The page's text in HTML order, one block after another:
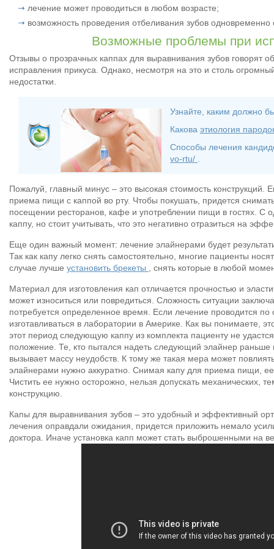
лечение может проводиться в любом возрасте;
возможность проведения отбеливания зубов одновременно
Возможные проблемы при
Отзывы о прозрачных каппах для выравнивания зубов говорят
исправления прикуса. Однако, несмотря на это и столь
недостатки.
Узнайте, каким должно
Какова этиология
Способы лечения
vo-rtu/ .
Пожалуй, главный минус – это высокая стоимость конструкций.
приема пищи с каппой во рту. Чтобы покушать, придется
посещении ресторанов, кафе и употреблении пищи в гостях. С
каппу, но стоит учитывать, что это негативно отразиться на
Еще один важный момент: лечение элайнерами будет
Так как капу легко снять самостоятельно, многие пациенты
случае лучше установить брекеты , снять которые в любой
Материал для изготовления кап отличается прочностью и
может износиться или повредиться. Сложность ситуации
потребуется определенное время. Если лечение проводится
изготавливаться в лаборатории в Америке. Как вы понимаете,
этот период следующую каппу из комплекта пациенту не
положение. Те, кто пытался надеть следующий элайнер раньше
вызывает массу неудобств. К тому же такая мера может
элайнерами нужно аккуратно. Снимая капу для приема пищи,
Чистить ее нужно осторожно, нельзя допускать механических,
конструкцию.
Капы для выравнивания зубов – это удобный и эффективный
лечения оправдали ожидания, придется приложить немало
доктора. Иначе установка капп может стать выброшенными на